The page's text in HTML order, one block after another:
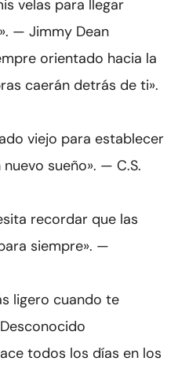
velas para llegar
— Jimmy Dean
orientado hacia la
caerán detrás de ti».
viejo para establecer
sueño». — C.S.
recordar que las
siempre». —
ligero cuando te
todos los días en los